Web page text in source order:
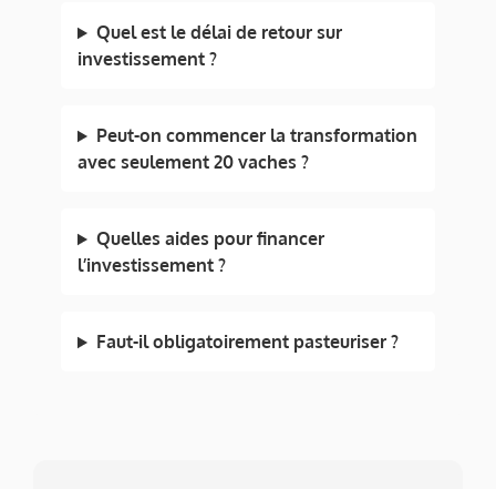
Quel est le délai de retour sur
investissement ?
Peut-on commencer la transformation
avec seulement 20 vaches ?
Quelles aides pour financer
l’investissement ?
Faut-il obligatoirement pasteuriser ?